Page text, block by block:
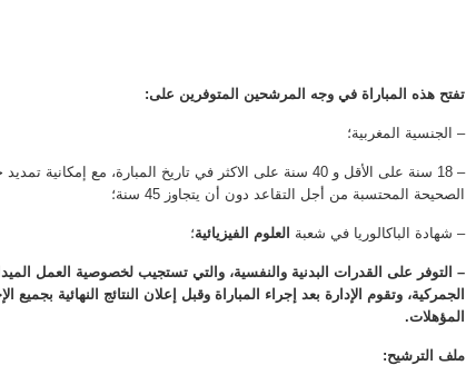
تفتح هذه المباراة في وجه المرشحين المتوفرين على:
– الجنسية المغربية؛
– 18 سنة على الأقل و 40 سنة على الاكثر في تاريخ المبارة، مع
الصحيحة المحتسبة من أجل التقاعد دون أن يتجاوز 45 سنة؛
– شهادة الباكالوريا في شعبة العلوم الفيزيائية؛
– التوفر على القدرات البدنية والنفسية، والتي تستجيب لخصوصية العمل
الجمركية، وتقوم الإدارة بعد إجراء المباراة وقبل إعلان النتائج النهائية
المؤهلات.
ملف الترشيح: